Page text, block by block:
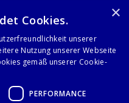
×
Cookies.
unserer
Nutzung unserer Webseite
gemäß unserer Cookie-
PERFORMANCE